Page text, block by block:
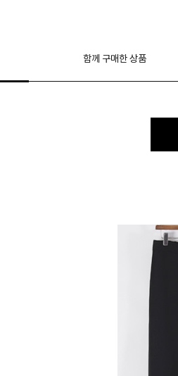
함께 구매한 상품